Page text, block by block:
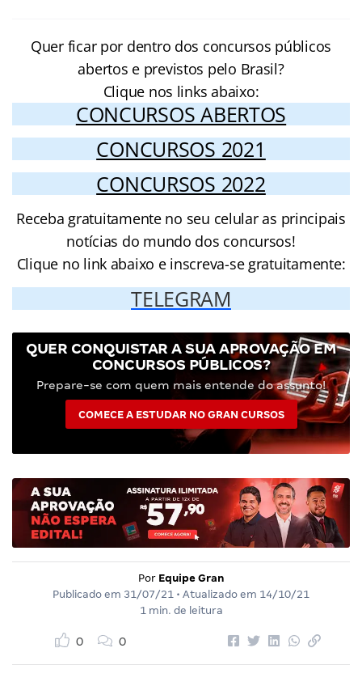
Quer ficar por dentro dos concursos públicos
abertos e previstos pelo Brasil?
Clique nos links abaixo:
CONCURSOS ABERTOS
CONCURSOS 2021
CONCURSOS 2022
Receba gratuitamente no seu celular as principais
notícias do mundo dos concursos!
Clique no link abaixo e inscreva-se gratuitamente:
TELEGRAM
QUER CONQUISTAR A SUA APROVAÇÃO EM
CONCURSOS PÚBLICOS?
Prepare-se com quem mais entende do assunto!
COMECE A ESTUDAR NO GRAN CURSOS
Por Equipe Gran
Publicado em 31/07/21 • Atualizado em 14/10/21
1 min. de leitura
0 0